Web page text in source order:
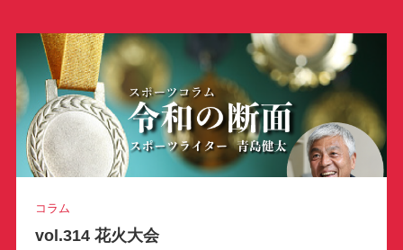
コラム
vol.314 花火大会